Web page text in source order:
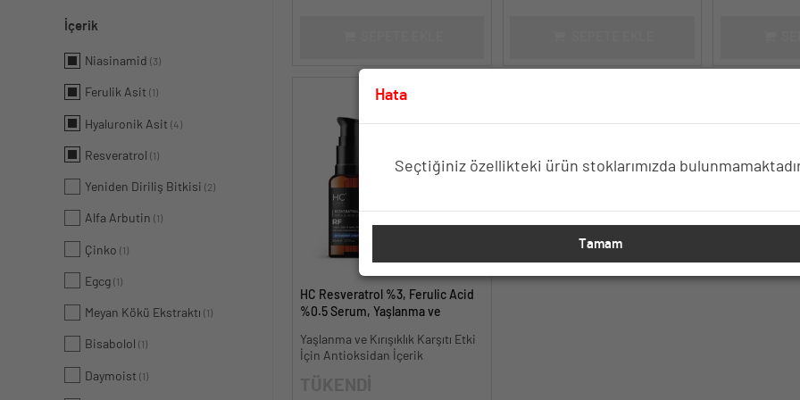
İçerik
Niasinamid (3)
Ferulik Asit (1)
Hyaluronik Asit (4)
Resveratrol (1)
Yeniden Diriliş Bitkisi (2)
Alfa Arbutin (1)
Çinko (1)
Egcg (1)
Meyan Kökü Ekstraktı (1)
Bisabolol (1)
Daymoist (1)
HC Resveratrol %3, Ferulic Acid
%0.5 Serum, Yaşlanma ve
Yaşlanma ve Kırışıklık Karşıtı Etki
İçin Antioksidan İçerik
Hata
Seçtiğiniz özellikteki ürün stoklarımızda
Tamam